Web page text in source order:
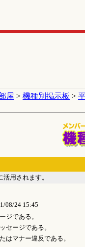
屋 > 機種別掲示板 >
用されます。
08/24 15:45
ジである。
セージである。
はマナー違反である。